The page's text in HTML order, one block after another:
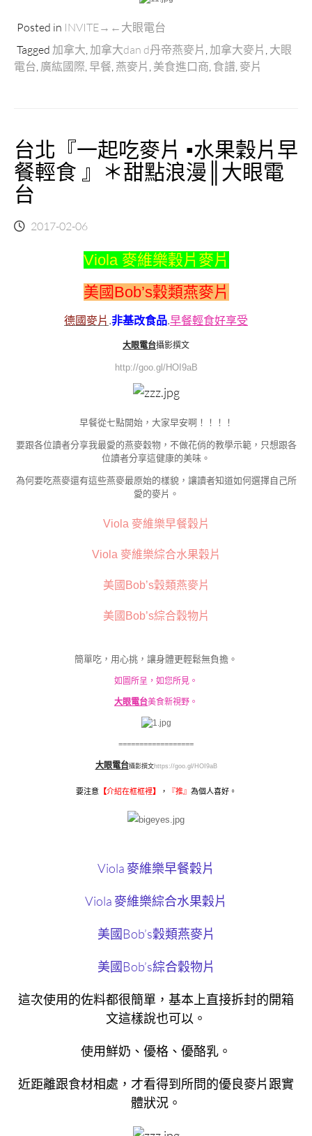
Posted in INVITE→←大眼電台
Tagged 加拿大 加拿大dan d丹帝燕麥片 加拿大麥片 大眼
電台 廣紘國際 早餐 燕麥片 美食進口商 食譜 麥片
台北『一起吃麥片 ▪水果穀片早
餐輕食 』＊甜點浪漫║大眼電
台
2017-02-06
Viola 麥維樂穀片麥片
美國Bob’s穀類燕麥片
德國麥片 .非基改食品.早餐輕食好享受
大眼電台攝影撰文
http://goo.gl/HOI9aB
早餐從七點開始，大家早安啊！！！！
要跟各位讀者分享我最愛的燕麥穀物，不做花俏的教學示範，只想跟各
位讀者分享這健康的美味。
為何要吃燕麥還有這些燕麥最原始的樣貌，讓讀者知道如何選擇自己所
愛的麥片。
Viola 麥維樂早餐穀片
Viola 麥維樂綜合水果穀片
美國Bob’s穀類燕麥片
美國Bob’s綜合穀物片
簡單吃，用心挑，讓身體更輕鬆無負擔。
如圖所呈，如您所見。
大眼電台美食新視野。
==================
大眼電台攝影撰文https://goo.gl/HOI9aB
要注意【介紹在框框裡】 ， 『推』 為個人喜好。
Viola 麥維樂早餐穀片
Viola 麥維樂綜合水果穀片
美國Bob’s穀類燕麥片
美國Bob’s綜合穀物片
這次使用的佐料都很簡單，基本上直接拆封的開箱
文這樣說也可以。
使用鮮奶、優格、優酪乳。
近距離跟食材相處，才看得到所問的優良麥片跟實
體狀況。